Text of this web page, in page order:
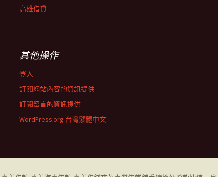
高雄借貸
其他操作
登入
訂閱網站內容的資訊提供
訂閱留言的資訊提供
WordPress.org 台灣繁體中文